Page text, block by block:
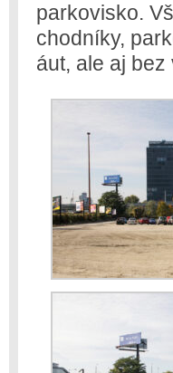
parkovisko.
chodníky,
áut, ale aj bez